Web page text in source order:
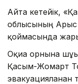
Айта кетейік,
облысының Арыс
қоймасында
Оқиға орнына
Қасым-Жомарт
эвакуацияланған